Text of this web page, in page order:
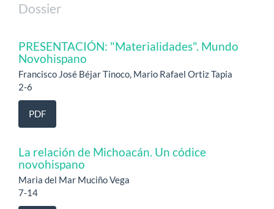
Dossier
PRESENTACIÓN: "Materialidades". Mundo
Novohispano
Francisco José Béjar Tinoco, Mario Rafael Ortiz Tapia
2-6
PDF
La relación de Michoacán. Un códice
novohispano
Maria del Mar Muciño Vega
7-14